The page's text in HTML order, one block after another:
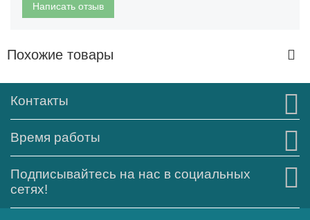
Написать отзыв
Похожие товары
Контакты
Время работы
Подписывайтесь на нас в социальных
сетях!